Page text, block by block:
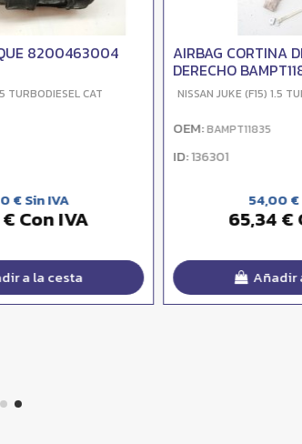
AIRBAG CORTINA DELANTERO
NISSAN JUKE (F15) 1.5 TURBODIESEL CAT
65,34 € Con IVA
Añadir a la cesta